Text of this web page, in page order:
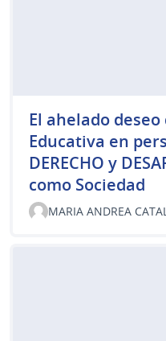
El ahelado
Educativa en
DERECHO y
como Sociedad
MARIA ANDREA